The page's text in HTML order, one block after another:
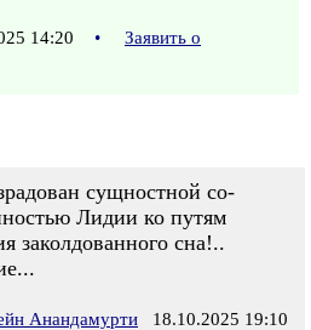
14:20 •
Заявить о
сущностной со-
Лидии ко путям
заколдованного сна!..
Анандамурти 18.10.2025 19:10